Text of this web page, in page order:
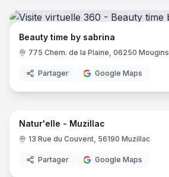
Beauty time by sabrina
775 Chem. de la Plaine, 06250 Mougins
Partager Google Maps
Natur'elle - Muzillac
13 Rue du Couvent, 56190 Muzillac
Partager Google Maps